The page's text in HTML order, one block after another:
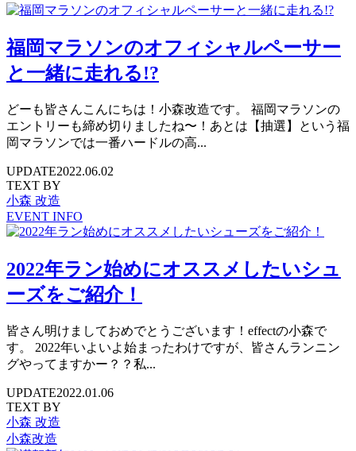
福岡マラソンのオフィシャルペーサー
と一緒に走れる!?
どーも皆さんこんにちは！小森改造です。 福岡マラソンの
エントリーも締め切りましたね〜！あとは【抽選】という福
岡マラソンでは一番ハードルの高...
UPDATE2022.06.02
TEXT BY
小森 改造
EVENT INFO
2022年ラン始めにオススメしたいシュ
ーズをご紹介！
皆さん明けましておめでとうございます！effectの小森で
す。 2022年いよいよ始まったわけですが、皆さんランニン
グやってますかー？？私...
UPDATE2022.01.06
TEXT BY
小森 改造
小森改造